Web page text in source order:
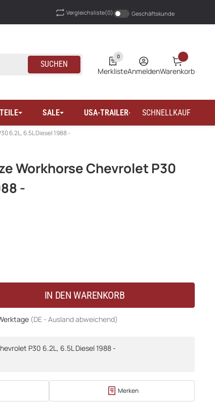
Vergleichsliste(0) Geschäftskunde
0
MerklisteAnmeldenWarenkorb
SUCHEN
SALE USA-TRAILER-WOHNMOBILTEILE
SCHNELLKAUF
6.2L, 6.5L Diesel 1988 -
Workhorse Chevrolet P30
-
IN DEN WARENKORB
(DE - Ausland abweichend)
P30 6.2L, 6.5L Diesel 1988 -
Merken